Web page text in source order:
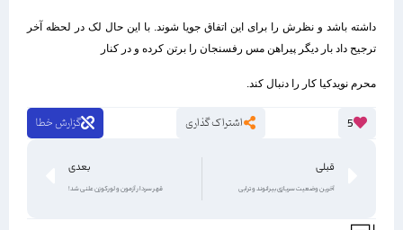
داشته باشد و نظرش را برای این اتفاق جویا شوند. با این حال لک در لحظه آخر
ترجیح داد بار دیگر پیراهن مس رفسنجان را برتن کرده و در کنار
محرم نویدکیا کار را دنبال کند.
5 اشتراک گذاری گزارش خطا
قبلی
آخرین وضعیت سربازی بیرانوند و ترابی
بعدی
قهر سردار آزمون و لورکوزن علنی شد!